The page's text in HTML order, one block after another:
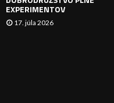
EXPERIMENTOV
17. júla 2026